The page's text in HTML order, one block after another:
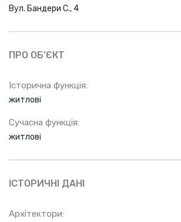
Вул. Бандери С., 4
ПРО ОБ’ЄКТ
Історична функція:
житлові
Сучасна функція:
житлові
ІСТОРИЧНІ ДАНІ
Архітектори: